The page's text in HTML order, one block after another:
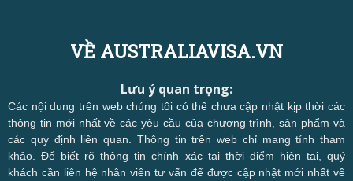
VỀ AUSTRALIAVISA.VN
Lưu ý quan trọng:
Các nội dung trên web chúng tôi có thể chưa cập nhật kịp thời các
thông tin mới nhất về các yêu cầu của chương trình, sản phẩm và
các quy định liên quan. Thông tin trên web chỉ mang tính tham
khảo. Để biết rõ thông tin chính xác tại thời điểm hiện tại, quý
khách cần liên hệ nhân viên tư vấn để được cập nhật mới nhất về